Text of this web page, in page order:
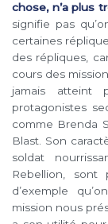
chose, n’a plus
signifie pas
certaines
des répliques,
cours des
jamais atteint
protagonistes
comme Brenda
Blast. Son
soldat
Rebellion, sont
d’exemple
mission nous